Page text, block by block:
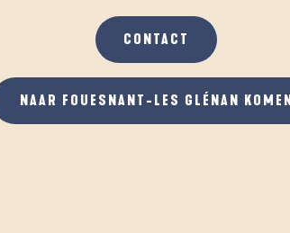
CONTACT
NAAR FOUESNANT-LES GLÉNAN KOMEN